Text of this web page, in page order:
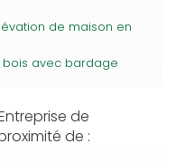
de maison en
bois avec bardage
de
de :